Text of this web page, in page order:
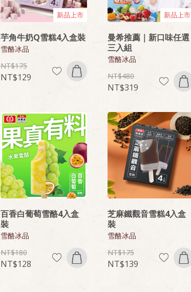
新品上市
芋角牛奶Q雪糕4入盒裝
雪酪冰品
175
129
新品上市
曼希推薦｜新口味任選
三入組
雪酪冰品
480
319
百香白葡萄雪酪4入盒
裝
雪酪冰品
180
128
芝麻鐵觀音雪糕4入盒
裝
雪酪冰品
175
139